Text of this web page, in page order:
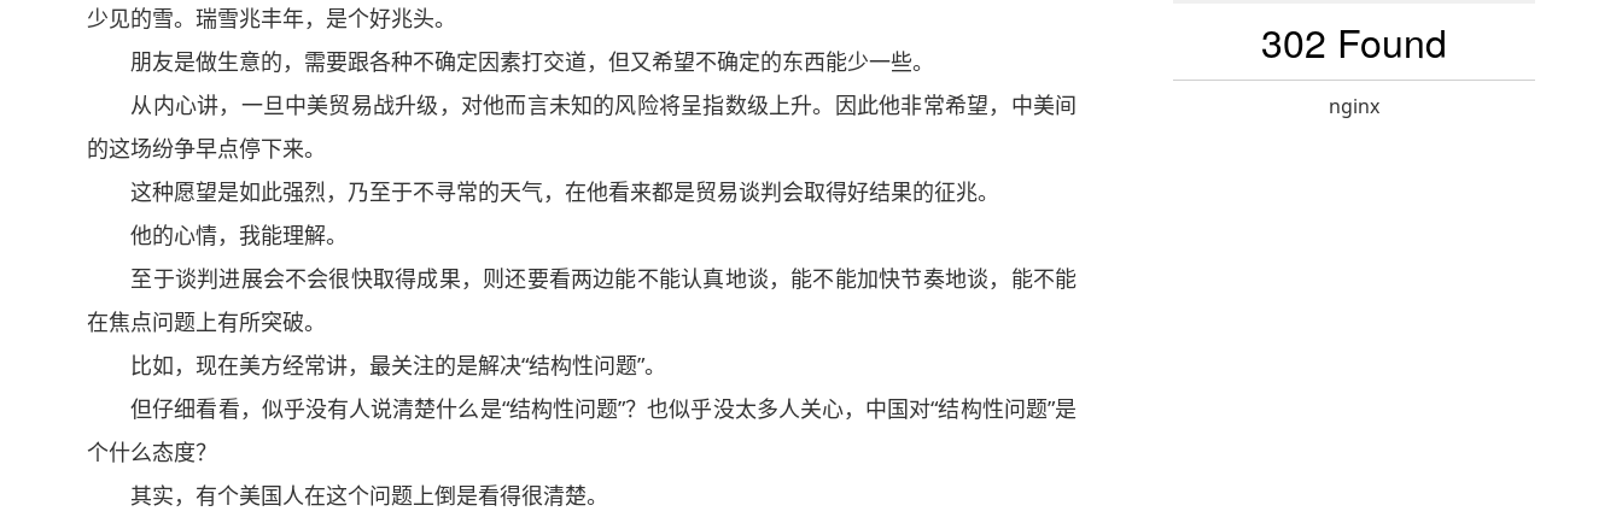
少见的雪。瑞雪兆丰年，是个好兆头。
朋友是做生意的，需要跟各种不确定因素打交道，但又希望不确定的东西能少一些。
从内心讲，一旦中美贸易战升级，对他而言未知的风险将呈指数级上升。因此他非常希望，中美间
的这场纷争早点停下来。
这种愿望是如此强烈，乃至于不寻常的天气，在他看来都是贸易谈判会取得好结果的征兆。
他的心情，我能理解。
至于谈判进展会不会很快取得成果，则还要看两边能不能认真地谈，能不能加快节奏地谈，能不能
在焦点问题上有所突破。
比如，现在美方经常讲，最关注的是解决“结构性问题”。
但仔细看看，似乎没有人说清楚什么是“结构性问题”？也似乎没太多人关心，中国对“结构性问题”是
个什么态度？
其实，有个美国人在这个问题上倒是看得很清楚。
302 Found
nginx